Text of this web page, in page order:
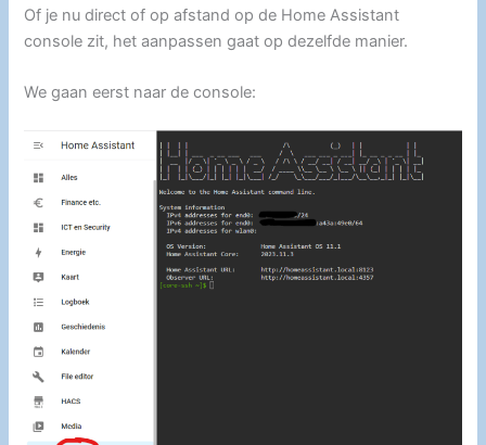
Of je nu direct of op afstand op de Home Assistant
console zit, het aanpassen gaat op dezelfde manier.
We gaan eerst naar de console: